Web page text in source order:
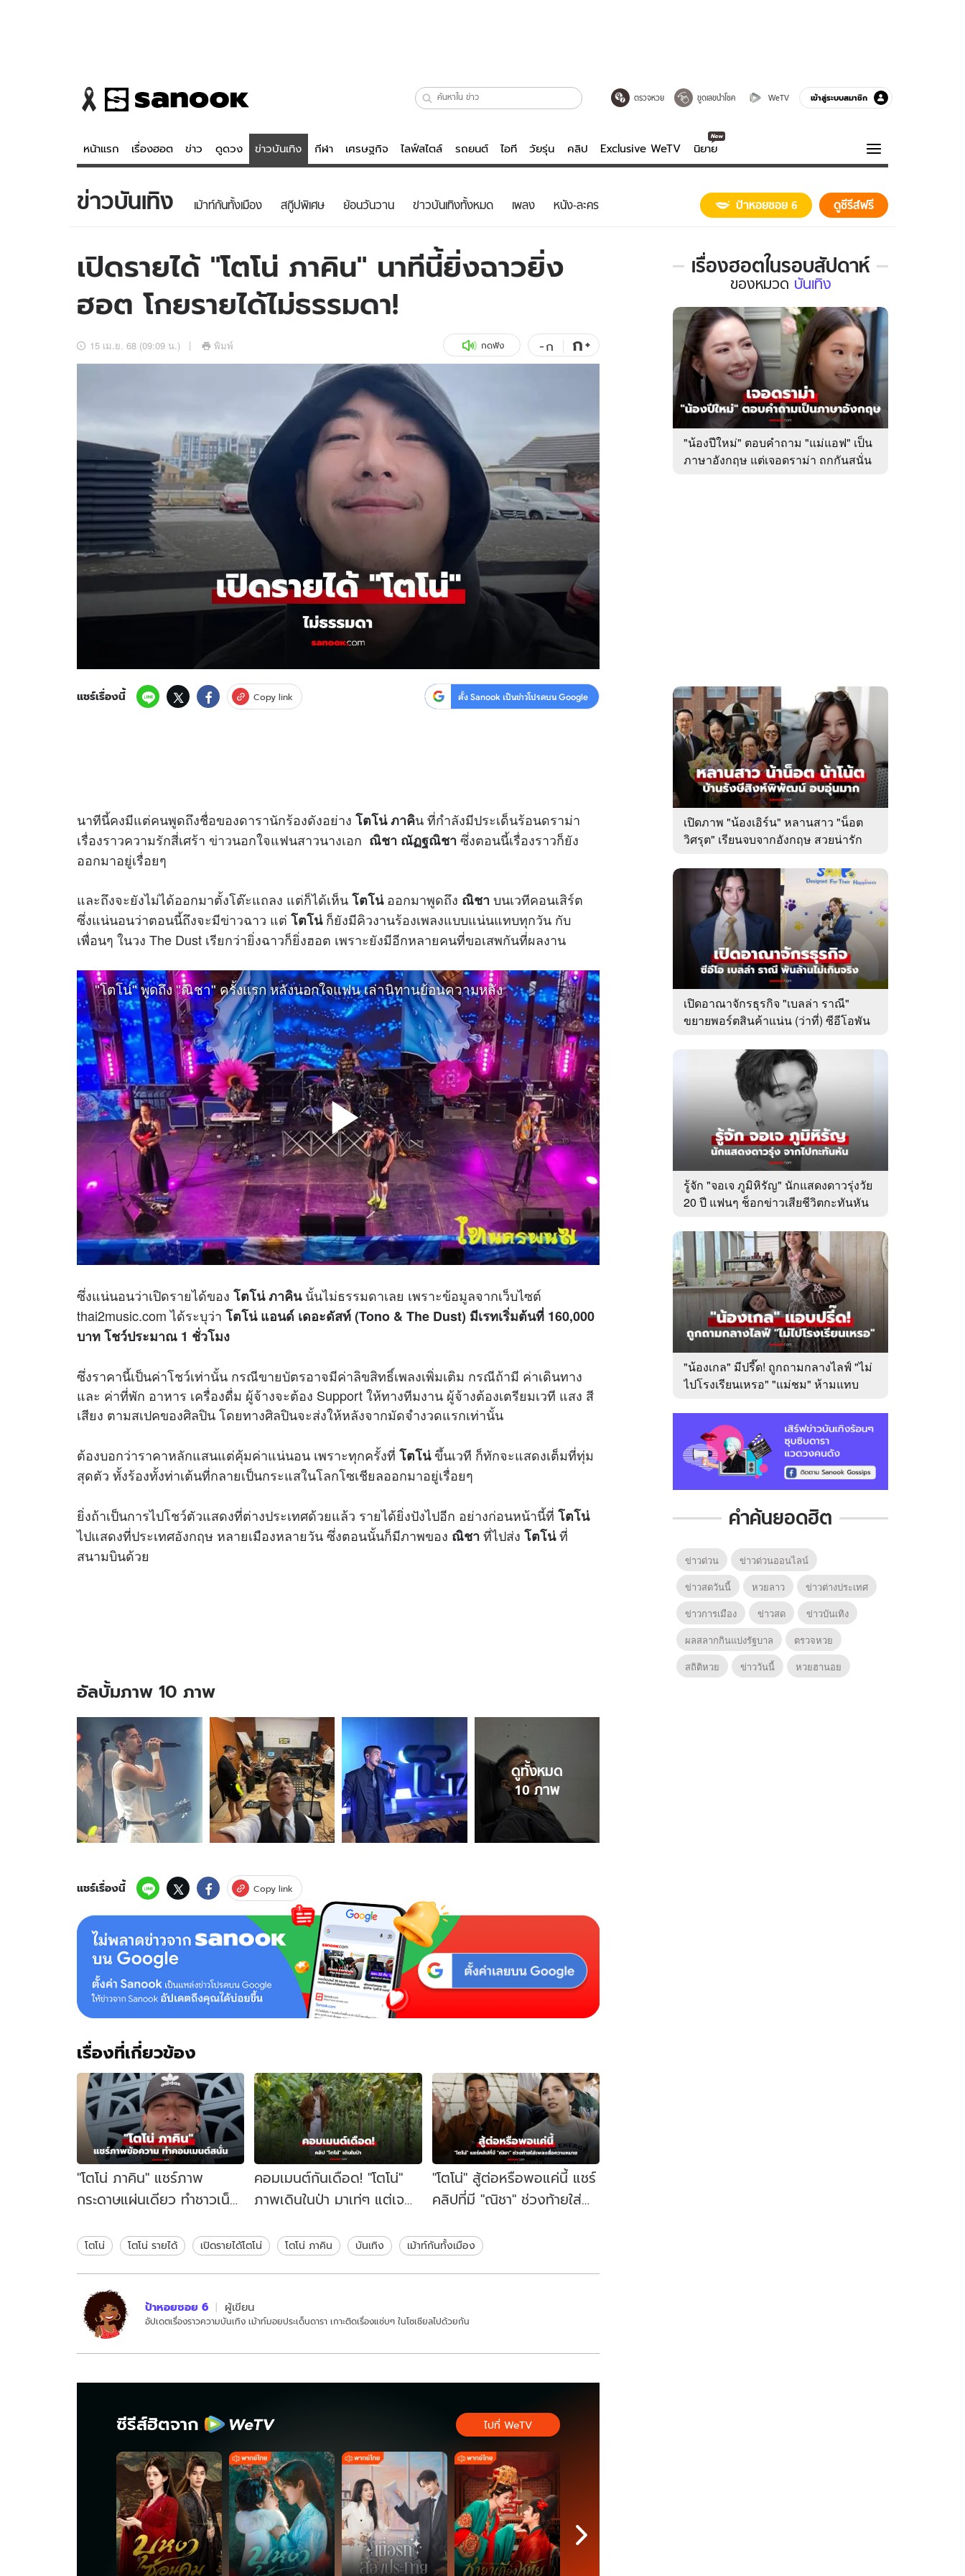
ตรวจหวย ขูดเลขนำโชค WeTV เข้าสู่ระบบสมาชิก
หน้าแรก เรื่องฮอต ข่าว ดูดวง ข่าวบันเทิง กีฬา เศรษฐกิจ ไลฟ์สไตล์ รถยนต์ ไอที วัยรุ่น คลิป Exclusive WeTV นิยาย
ข่าว
ข่าวบันเทิง
ข่าวกีฬา
ข่าวเศรษฐกิจ
อัปเดตจีน
เช็กข่าวชัวร์
ดูดวง - ตรวจหวย
สถิติหวยไทย
หวยลาว
ไลฟ์สไตล์
ผู้ชาย
วัยรุ่น
สุขภาพ
เที่ยว-กิน
Tasteful Thailand
Sanook Choice
บันเทิงครบรส
ดูทีวี
WeTV
ความรู้รอบตัว
ฮาวทู
ดาวน์โหลดสนุกแอปฟรี ติดตามสนุกโซเชียลได้ที่
สงวนลิขสิทธิ์ ©2569บริษัท อิมเมจ ฟิวเจอร์ (ประเทศไทย) จำกัด
ข่าวบันเทิง เม้าท์กันทั้งเมือง สกู๊ปพิเศษ ย้อนวันวาน ข่าวบันเทิงทั้งหมด เพลง หนัง-ละคร ป้าหอยซอย 6 ดูซีรีส์ฟรี
เปิดรายได้ "โตโน่ ภาคิน" นาทีนี้ยิ่งฉาวยิ่ง
ฮอต โกยรายได้ไม่ธรรมดา!
15 เม.ย. 68 (09:09 น.) พิมพ์ กดฟัง -ก ก+
แชร์เรื่องนี้ Copy link ตั้ง Sanook เป็นข่าวโปรดบน Google
นาทีนี้คงมีแต่คนพูดถึงชื่อของดารานักร้องดังอย่าง โตโน่ ภาคิน ที่กำลังมีประเด็นร้อนดราม่า
เรื่องราวความรักสี่เศร้า ข่าวนอกใจแฟนสาวนางเอก ณิชา ณัฏฐณิชาซึ่งตอนนี้เรื่องราวก็ยัง
ออกมาอยู่เรื่อยๆ
และถึงจะยังไม่ได้ออกมาตั้งโต๊ะแถลง แต่ก็ได้เห็นโตโน่ออกมาพูดถึง ณิชาบนเวทีคอนเสิร์ต
ซึ่งแน่นอนว่าตอนนี้ถึงจะมีข่าวฉาว แต่ โตโน่ก็ยังมีคิวงานร้องเพลงแบบแน่นแทบทุกวัน กับ
เพื่อนๆ ในวง The Dust เรียกว่ายิ่งฉาวก็ยิ่งฮอต เพราะยังมีอีกหลายคนที่ขอเสพกันที่ผลงาน
ซึ่งแน่นอนว่าเปิดรายได้ของ โตโน่ ภาคินนั้นไม่ธรรมดาเลย เพราะข้อมูลจากเว็บไซต์
thai2music.com ได้ระบุว่า โตโน่ แอนด์ เดอะดัสท์ (Tono & The Dust) มีเรทเริ่มต้นที่ 160,000
บาท โชว์ประมาณ 1 ชั่วโมง
ซึ่งราคานี้เป็นค่าโชว์เท่านั้น กรณีขายบัตรอาจมีค่าลิขสิทธิ์เพลงเพิ่มเติม กรณีถ้ามี ค่าเดินทาง
และ ค่าที่พัก อาหาร เครื่องดื่ม ผู้จ้างจะต้อง Support ให้ทางทีมงาน ผู้จ้างต้องเตรียมเวที แสง สี
เสียง ตามสเปคของศิลปิน โดยทางศิลปินจะส่งให้หลังจากมัดจำงวดแรกเท่านั้น
ต้องบอกว่าราคาหลักแสนแต่คุ้มค่าแน่นอน เพราะทุกครั้งที่ โตโน่ขึ้นเวที ก็ทักจะแสดงเต็มที่ทุ่ม
สุดตัว ทั้งร้องทั้งท่าเต้นที่กลายเป็นกระแสในโลกโซเชียลออกมาอยู่เรื่อยๆ
ยิ่งถ้าเป็นการไปโชว์ตัวแสดงที่ต่างประเทศด้วยแล้ว รายได้ยิ่งปังไปอีก อย่างก่อนหน้านี้ที่ โตโน่
ไปแสดงที่ประเทศอังกฤษ หลายเมืองหลายวัน ซึ่งตอนนั้นก็มีภาพของ ณิชาที่ไปส่ง โตโน่ที่
สนามบินด้วย
อัลบั้มภาพ 10 ภาพ
อัลบั้ม
ภาพ
10
ภาพ
ของ
เปิด
ราย
ได้
"โต
น"
นี้
ยิ่ง
ฉาว
ฮอต
โกย
ราย
ธรรมดา!
ดูทั้งหมด
10ภาพ
แชร์เรื่องนี้ Copy link
เรื่องที่เกี่ยวข้อง
"โตโน่ ภาคิน" แชร์ภาพ
กระดาษแผ่นเดียว ทำชาวเน็ต
คอมเมนต์กันเดือด! "โตโน่"
ภาพเดินในป่า มาเท่ๆ แต่เจ
"โตโน่" สู้ต่อหรือพอแค่นี้ แชร์
คลิปที่มี "ณิชา" ช่วงท้ายใส่
โตโน่ โตโน่ รายได้ เปิดรายได้โตโน่ โตโน่ ภาคิน บันเทิง เม้าท์กันทั้งเมือง
ป้าหอยซอย 6 ผู้เขียน
อัปเดตเรื่องราวความบันเทิง เม้าท์มอยประเด็นดารา เกาะติดเรื่องแซ่บๆ ในโซเชียลไปด้วยกัน
ซีรีส์ฮิตจาก ไปที่ WeTV
เรื่องฮอตในรอบสัปดาห์
เรื่อง
ใน
รอบ
สัปดาห์
ของ
หมวด
บันเทิง
ของหมวด บันเทิง
"น้องปีใหม่" ตอบคำถาม "แม่แอฟ" เป็น
ภาษาอังกฤษ แต่เจอดราม่า ถกกันสนั่น
เปิดภาพ "น้องเอิร์น" หลานสาว "น็อต
วิศรุต" เรียนจบจากอังกฤษ สวยน่ารัก
เปิดอาณาจักรธุรกิจ "เบลล่า ราณี"
ขยายพอร์ตสินค้าแน่น (ว่าที่) ซีอีโอพัน
รู้จัก "จอเจ ภูมิหิรัญ" นักแสดงดาวรุ่งวัย
20 ปี แฟนๆ ช็อกข่าวเสียชีวิตกะทันหัน
"น้องเกล" มีปรี๊ด! ถูกถามกลางไลฟ์ "ไม่
ไปโรงเรียนเหรอ" "แม่ชม" ห้ามแทบ
คำค้นยอดฮิต
ข่าวด่วน
ข่าวด่วนออนไลน์
ข่าวสดวันนี้
หวยลาว
ข่าวต่างประเทศ
ข่าวการเมือง
ข่าวสด
ข่าวบันเทิง
ผลสลากกินแบ่งรัฐบาล
ตรวจหวย
สถิติหวย
ข่าววันนี้ หวยฮานอย